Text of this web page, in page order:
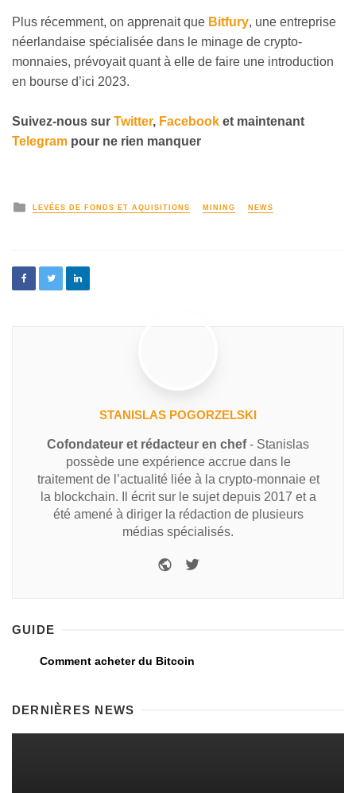
Plus récemment, on apprenait que Bitfury, une entreprise
néerlandaise spécialisée dans le minage de crypto-
monnaies, prévoyait quant à elle de faire une introduction
en bourse d’ici 2023.
Suivez-nous sur Twitter, Facebook et maintenant
Telegram pour ne rien manquer
LEVÉES DE FONDS ET AQUISITIONS MINING NEWS
STANISLAS POGORZELSKI
Cofondateur et rédacteur en chef- Stanislas
possède une expérience accrue dans le
traitement de l’actualité liée à la crypto-monnaie et
la blockchain. Il écrit sur le sujet depuis 2017 et a
été amené à diriger la rédaction de plusieurs
médias spécialisés.
GUIDE
Comment acheter du Bitcoin
DERNIÈRES NEWS